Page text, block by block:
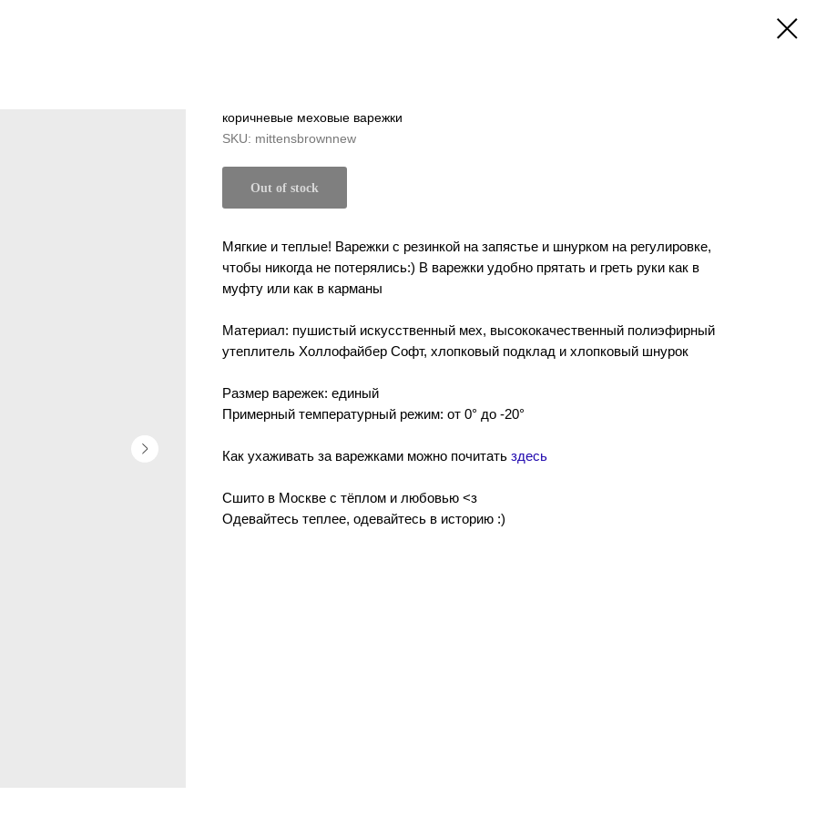
коричневые меховые варежки
SKU: mittensbrownnew
Out of stock
Мягкие и теплые! Варежки с резинкой на запястье и шнурком на регулировке,
чтобы никогда не потерялись:) В варежки удобно прятать и греть руки как в
муфту или как в карманы
Материал: пушистый искусственный мех, высококачественный полиэфирный
утеплитель Холлофайбер Софт, хлопковый подклад и хлопковый шнурок
Размер варежек: единый
Примерный температурный режим: от 0° до -20°
Как ухаживать за варежками можно почитать здесь
Сшито в Москве с тёплом и любовью <з
Одевайтесь теплее, одевайтесь в историю :)